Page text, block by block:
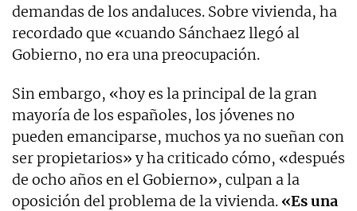
demandas de los andaluces. Sobre vivienda, ha
recordado que «cuando Sánchaez llegó al
Gobierno, no era una preocupación.
Sin embargo, «hoy es la principal de la gran
mayoría de los españoles, los jóvenes no
pueden emanciparse, muchos ya no sueñan con
ser propietarios» y ha criticado cómo, «después
de ocho años en el Gobierno», culpan a la
oposición del problema de la vivienda. «Es una